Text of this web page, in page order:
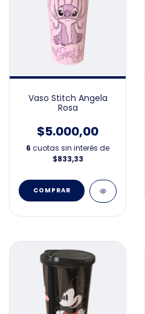
Vaso Stitch Angela
Rosa
$5.000,00
6 cuotas sin interés de
$833,33